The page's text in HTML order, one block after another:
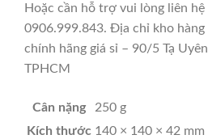
Hoặc cần hỗ trợ vui lòng liên
0906.999.843. Địa chỉ kho hàng
chính hãng giá sỉ – 90/5 Tạ
TPHCM
Cân nặng
250 g
Kích thước 140 × 140 × 42 mm